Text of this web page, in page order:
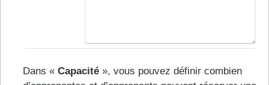
Dans « Capacité », vous pouvez définir combien